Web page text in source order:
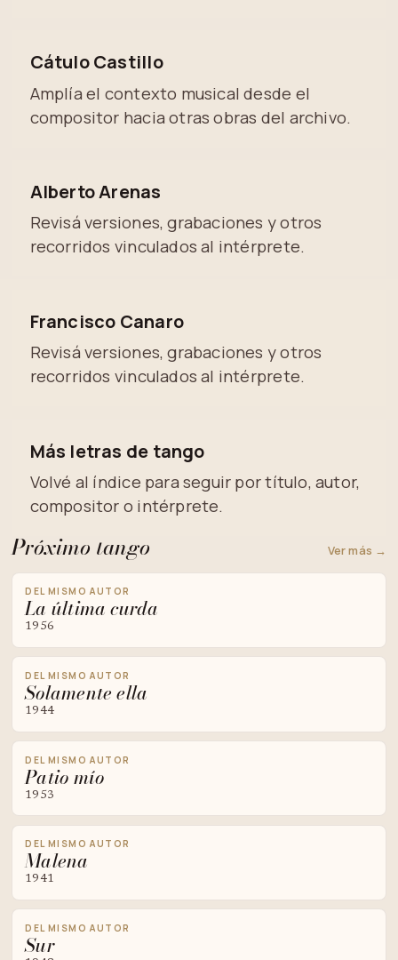
Cátulo Castillo
Amplía el contexto musical desde el
compositor hacia otras obras del archivo.
Alberto Arenas
Revisá versiones, grabaciones y otros
recorridos vinculados al intérprete.
Francisco Canaro
Revisá versiones, grabaciones y otros
recorridos vinculados al intérprete.
Más letras de tango
Volvé al índice para seguir por título, autor,
compositor o intérprete.
Próximo tango Ver más →
DEL MISMO AUTOR
La última curda
1956
DEL MISMO AUTOR
Solamente ella
1944
DEL MISMO AUTOR
Patio mío
1953
DEL MISMO AUTOR
Malena
1941
DEL MISMO AUTOR
Sur